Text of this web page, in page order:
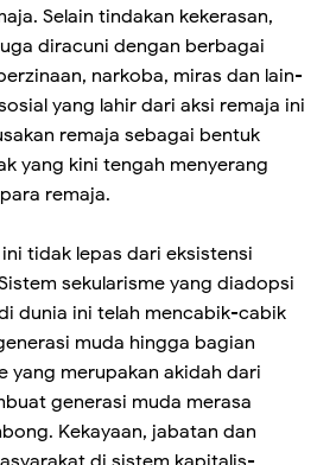
Selain tindakan kekerasan,
diracuni dengan berbagai
narkoba, miras dan lain-
yang lahir dari aksi remaja ini
remaja sebagai bentuk
yang kini tengah menyerang
remaja.
tidak lepas dari eksistensi
sekularisme yang diadopsi
dunia ini telah mencabik-cabik
muda hingga bagian
yang merupakan akidah dari
generasi muda merasa
Kekayaan, jabatan dan